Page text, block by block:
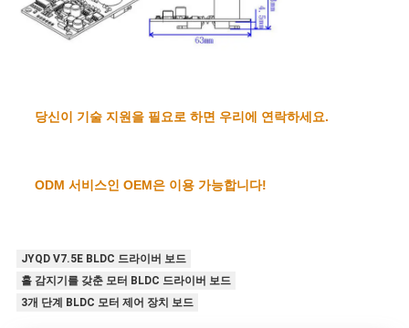
당신이 기술 지원을 필요로 하면 우리에 연락하세요.
ODM 서비스인 OEM은 이용 가능합니다!
JYQD V7.5E BLDC 드라이버 보드
홀 감지기를 갖춘 모터 BLDC 드라이버 보드
3개 단계 BLDC 모터 제어 장치 보드